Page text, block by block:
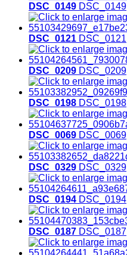
DSC_0149 DSC_0149
DSC_0121 DSC_0121
DSC_0209 DSC_0209
DSC_0198 DSC_0198
DSC_0069 DSC_0069
DSC_0329 DSC_0329
DSC_0194 DSC_0194
DSC_0187 DSC_0187